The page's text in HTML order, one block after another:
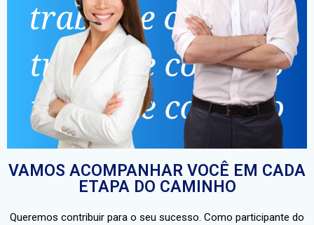
VAMOS ACOMPANHAR VOCÊ EM CADA
ETAPA DO CAMINHO
Queremos contribuir para o seu sucesso. Como participante do